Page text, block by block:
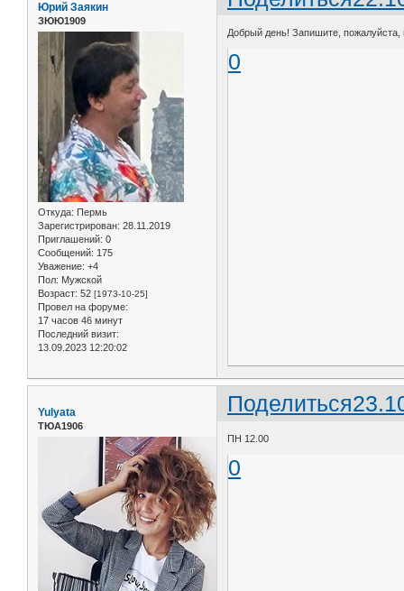
Юрий Заякин
ЗЮЮ1909
Откуда: Пермь
Зарегистрирован: 28.11.2019
Приглашений: 0
Сообщений: 175
Уважение: +4
Пол: Мужской
Возраст: 52 [1973-10-25]
Провел на форуме:
17 часов 46 минут
Последний визит:
13.09.2023 12:20:02
Добрый день! Запишите, пожалуйста,
0
Поделиться
Yulyata
ТЮА1906
ПН 12.00
0